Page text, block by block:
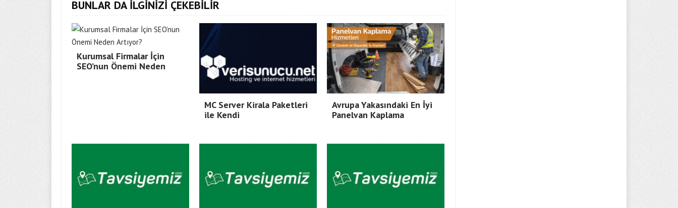
BUNLAR DA İLGİNİZİ ÇEKEBİLİR
Kurumsal Firmalar İçin
SEO’nun Önemi Neden
MC Server Kirala Paketleri
ile Kendi
Avrupa Yakasındaki En İyi
Panelvan Kaplama